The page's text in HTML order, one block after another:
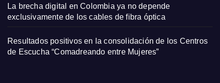
La brecha digital en Colombia ya no depende
exclusivamente de los cables de fibra óptica
Resultados positivos en la consolidación de los Centros
de Escucha “Comadreando entre Mujeres”